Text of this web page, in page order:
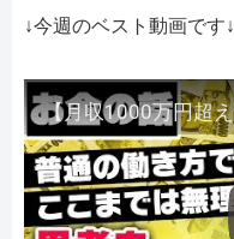
↓今週のベスト動画です↓